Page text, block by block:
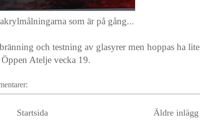
som är på gång...
och testning av glasyrer men hoppas ha lite
Atelje vecka 19.
Äldre inlägg
Startsida